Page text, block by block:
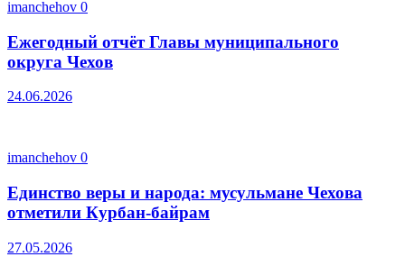
imanchehov 0
Ежегодный отчёт Главы муниципального
округа Чехов
24.06.2026
imanchehov 0
Единство веры и народа: мусульмане Чехова
отметили Курбан-байрам
27.05.2026